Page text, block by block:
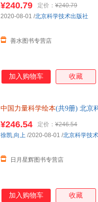
¥240.79 定价： ¥240.79
善水图书专营店
2020-08-01 /北京科学技术出版社
加入购物车 收藏
中国力量科学绘本(共9册) 北京
¥246.54 定价： ¥246.54
日月星辉图书专营店
徐凯,向上 /2020-08-01 /北京科学技
加入购物车 收藏